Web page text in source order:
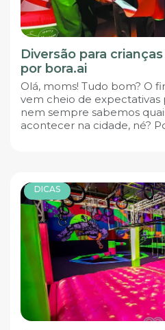
Diversão para
por bora.ai
Olá, moms! Tudo bom? O
vem cheio de expectativas
nem sempre sabemos
acontecer na cidade, né?
DICAS